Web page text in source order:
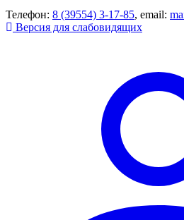
Телефон: 8 (39554) 3-17-85, email:
Версия для слабовидящих